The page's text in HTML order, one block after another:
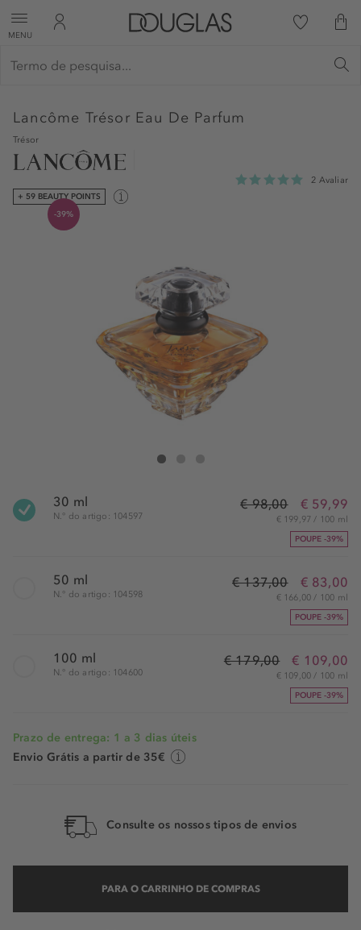
MENU
Lancôme Trésor Eau De Parfum
Trésor
2 Avaliar
+ 59 BEAUTY POINTS
-39%
Lancôme Trésor Eau De Parfum
30 ml
N.° do artigo: 104597
€ 98,00 € 59,99
€ 199,97 / 100 ml
POUPE -39%
50 ml
N.° do artigo: 104598
€ 137,00 € 83,00
€ 166,00 / 100 ml
POUPE -39%
100 ml
N.° do artigo: 104600
€ 179,00 € 109,00
€ 109,00 / 100 ml
POUPE -39%
Prazo de entrega: 1 a 3 dias úteis
Envio Grátis a partir de 35€
Consulte os nossos tipos de envios
PARA O CARRINHO DE COMPRAS